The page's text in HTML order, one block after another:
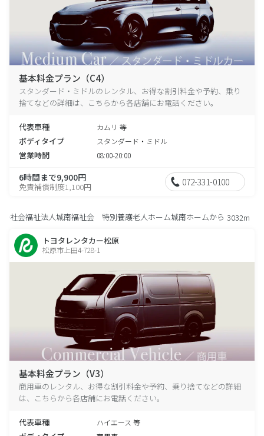
基本料金プラン（C4）
スタンダード・ミドルのレンタル、お得な割引料金や予約、乗り
捨てなどの詳細は、こちらから各店舗にお電話ください。
代表車種 カムリ 等
ボディタイプ スタンダード・ミドル
営業時間 08:00-20:00
6時間まで9,900円
免責補償制度1,100円 072-331-0100
社会福祉法人城南福祉会 特別養護老人ホーム城南ホームから 3032m
トヨタレンタカー松原
松原市上田4-728-1
基本料金プラン（V3）
商用車のレンタル、お得な割引料金や予約、乗り捨てなどの詳細
は、こちらから各店舗にお電話ください。
代表車種 ハイエース 等